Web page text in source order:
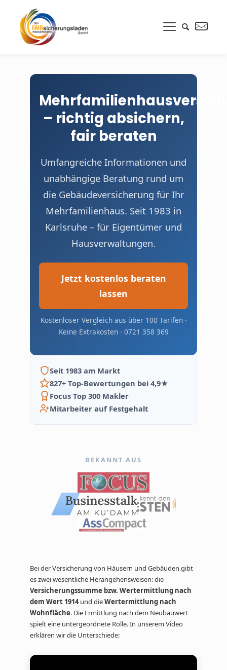
– richtig absichern,
fair beraten
Umfangreiche Informationen und
unabhängige Beratung rund um
die Gebäudeversicherung für Ihr
Mehrfamilienhaus. Seit 1983 in
Karlsruhe – für Eigentümer und
Hausverwaltungen.
Jetzt kostenlos beraten
lassen
Kostenloser Vergleich aus über 100 Tarifen ·
Keine Extrakosten · 0721 358 369
Seit 1983 am Markt
827+ Top-Bewertungen bei 4,9★
Focus Top 300 Makler
Mitarbeiter auf Festgehalt
BEKANNT AUS
Bei der Versicherung von Häusern und Gebäuden gibt
es zwei wesentliche Herangehensweisen: die
Versicherungssumme bzw. Wertermittlung nach
dem Wert 1914und dieWertermittlung nach
Wohnfläche. Die Ermittlung nach dem Neubauwert
spielt eine untergeordnete Rolle. In unserem Video
erklären wir die Unterschiede: